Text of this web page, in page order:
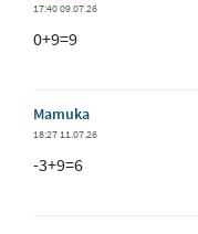
17:40 09.07.26
0+9=9
Mamuka
18:27 11.07.26
-3+9=6